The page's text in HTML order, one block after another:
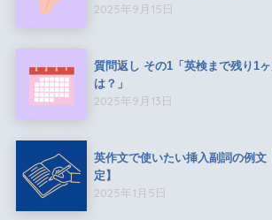
2025年9月15日
質問返し その1「英検まで残り1
は？」
2025年9月13日
英作文で使いたい挿入副詞の例文
定】
2025年1月5日